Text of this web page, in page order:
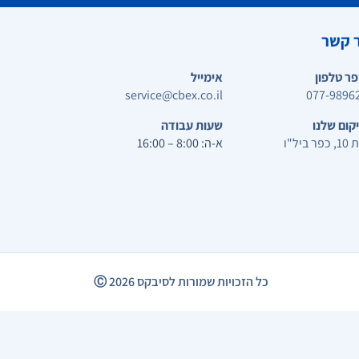
קשר
טלפון
077-
אימייל
service@cbex.co.il
שלנו
שעות עבודה
א-ה: 8:00 – 16:00
כל הזכויות שמורות לסיבקס2026
Ⓒ